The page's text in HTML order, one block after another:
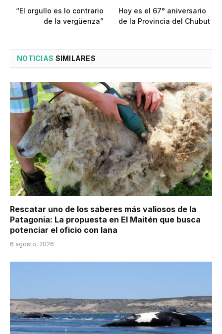
“El orgullo es lo contrario
de la vergüenza”
Hoy es el 67° aniversario
de la Provincia del Chubut
NOTICIAS SIMILARES
Rescatar uno de los saberes más valiosos de la
Patagonia: La propuesta en El Maitén que busca
potenciar el oficio con lana
6 agosto, 2026